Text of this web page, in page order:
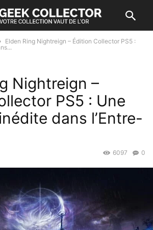
Elden Ring Nightreign – Édition Collector PS5 :
Nightreign –
PS5 : Une
dans l’Entre-
0
6097